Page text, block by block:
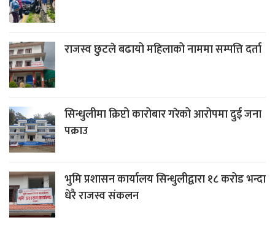
राजस्व छुटले बढायो महिलाको नाममा सम्पत्ति दर्ता
सिन्धुलीमा क्रिप्टो कारोबार गरेको आरोपमा दुई जना
पक्राउ
भुमि प्रशासन कार्यालय सिन्धुलीद्वारा १८ करोड भन्दा
धेरै राजस्व संकलन